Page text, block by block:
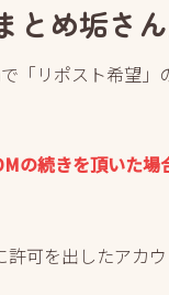
とめ垢さ
「リポスト希望
の続きを頂いた場
可を出したアカ